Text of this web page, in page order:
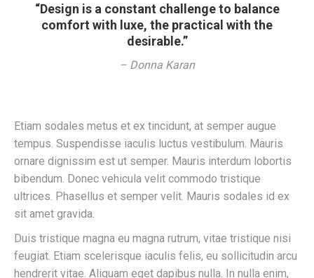
“Design is a constant challenge to balance
comfort with luxe, the practical with the
desirable.”
– Donna Karan
Etiam sodales metus et ex tincidunt, at semper augue
tempus. Suspendisse iaculis luctus vestibulum. Mauris
ornare dignissim est ut semper. Mauris interdum lobortis
bibendum. Donec vehicula velit commodo tristique
ultrices. Phasellus et semper velit. Mauris sodales id ex
sit amet gravida.
Duis tristique magna eu magna rutrum, vitae tristique nisi
feugiat. Etiam scelerisque iaculis felis, eu sollicitudin arcu
hendrerit vitae. Aliquam eget dapibus nulla. In nulla enim,